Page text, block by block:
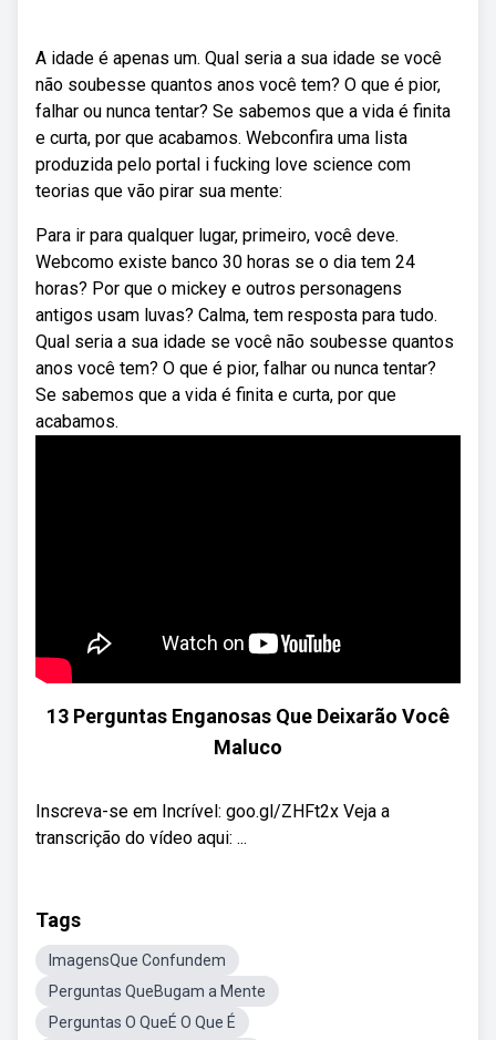
A idade é apenas um. Qual seria a sua idade se você
não soubesse quantos anos você tem? O que é pior,
falhar ou nunca tentar? Se sabemos que a vida é finita
e curta, por que acabamos. Webconfira uma lista
produzida pelo portal i fucking love science com
teorias que vão pirar sua mente:
Para ir para qualquer lugar, primeiro, você deve.
Webcomo existe banco 30 horas se o dia tem 24
horas? Por que o mickey e outros personagens
antigos usam luvas? Calma, tem resposta para tudo.
Qual seria a sua idade se você não soubesse quantos
anos você tem? O que é pior, falhar ou nunca tentar?
Se sabemos que a vida é finita e curta, por que
acabamos.
13 Perguntas Enganosas Que Deixarão Você
Maluco
Inscreva-se em Incrível: goo.gl/ZHFt2x Veja a
transcrição do vídeo aqui: ...
Tags
ImagensQue Confundem
Perguntas QueBugam a Mente
Perguntas O QueÉ O Que É